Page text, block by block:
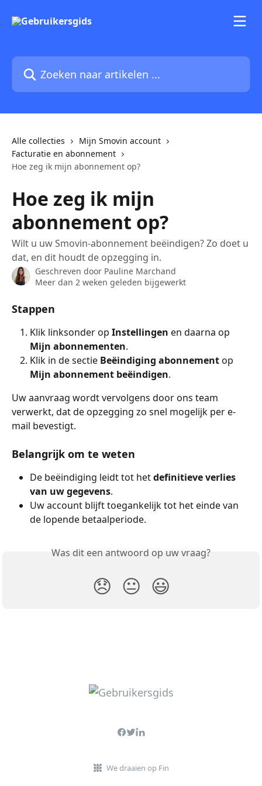
Zoeken naar artikelen ...
Alle collecties
Mijn Smovin account
Facturatie en abonnement
Hoe zeg ik mijn abonnement op?
Hoe zeg ik mijn
abonnement op?
Wilt u uw Smovin-abonnement beëindigen? Zo doet u
dat, en dit houdt de opzegging in.
Geschreven door Pauline Marchand
Meer dan 2 weken geleden bijgewerkt
Stappen
Klik linksonder op Instellingen en daarna op
Mijn abonnementen.
Klik in de sectie Beëindiging abonnement op
Mijn abonnement beëindigen.
Uw aanvraag wordt vervolgens door ons team
verwerkt, dat de opzegging zo snel mogelijk per e-
mail bevestigt.
Belangrijk om te weten
De beëindiging leidt tot het definitieve verlies
van uw gegevens.
Uw account blijft toegankelijk tot het einde van
de lopende betaalperiode.
Was dit een antwoord op uw vraag?
😞 😐 😃
We draaien op Fin